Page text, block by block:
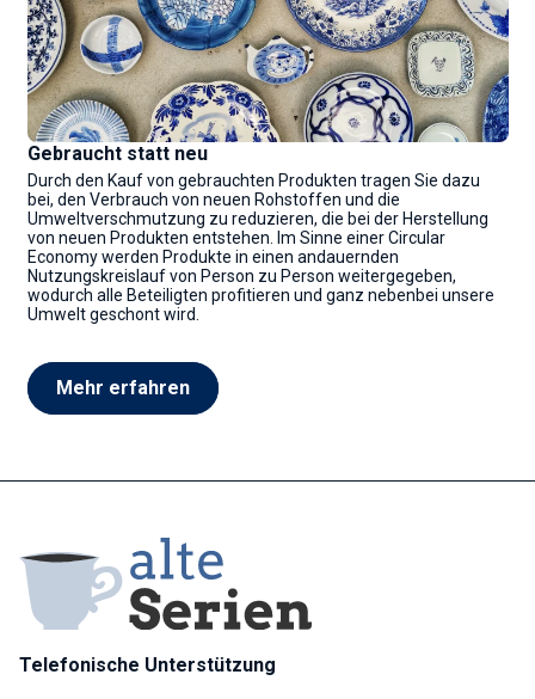
Gebraucht statt neu
Durch den Kauf von gebrauchten Produkten tragen Sie dazu
bei, den Verbrauch von neuen Rohstoffen und die
Umweltverschmutzung zu reduzieren, die bei der Herstellung
von neuen Produkten entstehen. Im Sinne einer Circular
Economy werden Produkte in einen andauernden
Nutzungskreislauf von Person zu Person weitergegeben,
wodurch alle Beteiligten profitieren und ganz nebenbei unsere
Umwelt geschont wird.
Mehr erfahren
Telefonische Unterstützung